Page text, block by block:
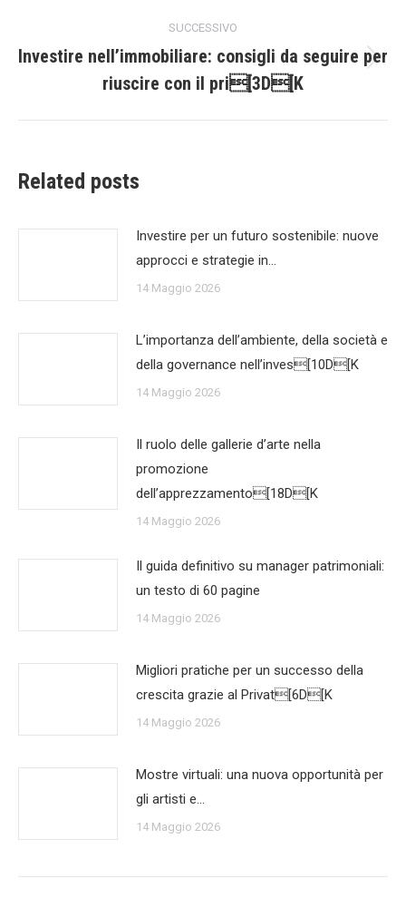
SUCCESSIVO
Prossimo
post:
Investire nell’immobiliare: consigli da seguire per
riuscire con il pri[3D[K
Related posts
Investire per un futuro sostenibile: nuove
approcci e strategie in…
14 Maggio 2026
L’importanza dell’ambiente, della società e
della governance nell’inves[10D[K
14 Maggio 2026
Il ruolo delle gallerie d’arte nella
promozione
dell’apprezzamento[18D[K
14 Maggio 2026
Il guida definitivo su manager patrimoniali:
un testo di 60 pagine
14 Maggio 2026
Migliori pratiche per un successo della
crescita grazie al Privat[6D[K
14 Maggio 2026
Mostre virtuali: una nuova opportunità per
gli artisti e…
14 Maggio 2026